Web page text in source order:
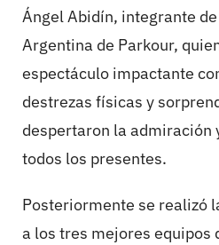
Ángel Abidín, integrante
Argentina de Parkour,
espectáculo impactante
destrezas físicas y
despertaron la admiración
todos los presentes.
Posteriormente se realizó
a los tres mejores equipos